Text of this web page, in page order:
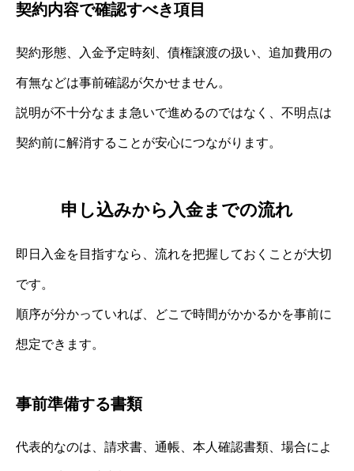
契約内容で確認すべき項目
契約形態、入金予定時刻、債権譲渡の扱い、追加費用の
有無などは事前確認が欠かせません。
説明が不十分なまま急いで進めるのではなく、不明点は
契約前に解消することが安心につながります。
申し込みから入金までの流れ
即日入金を目指すなら、流れを把握しておくことが大切
です。
順序が分かっていれば、どこで時間がかかるかを事前に
想定できます。
事前準備する書類
代表的なのは、請求書、通帳、本人確認書類、場合によ